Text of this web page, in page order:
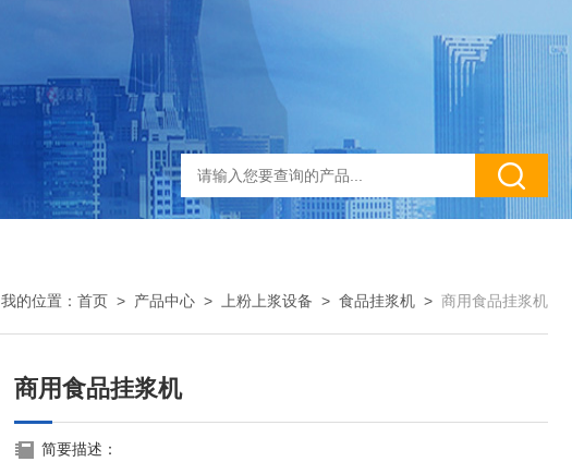
我的位置： 首页 > 产品中心 > 上粉上浆设备 > 食品挂浆机 > 商用食品挂浆机
商用食品挂浆机
简要描述：